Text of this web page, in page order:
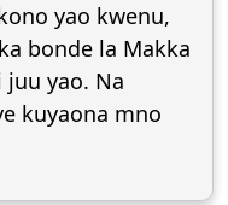
yao kwenu,
bonde la Makka
juu yao. Na
kuyaona mno